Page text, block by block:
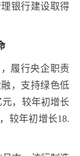
银行建设取得
履行央企职责
，支持绿色低
，较年初增长
较年初增长18.